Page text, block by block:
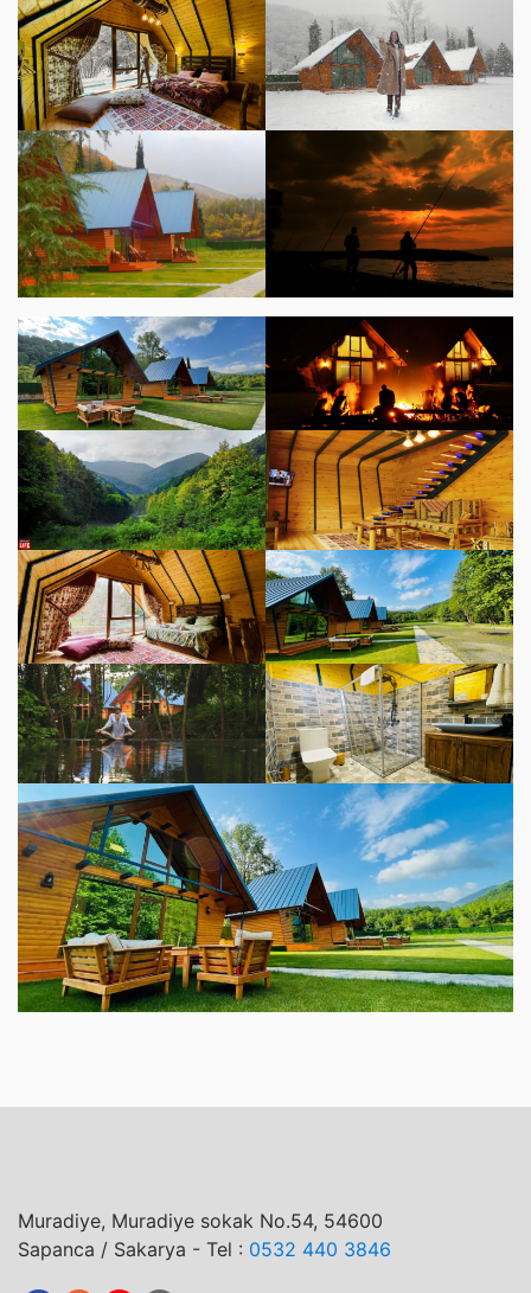
Muradiye, Muradiye sokak No.54, 54600
Sapanca / Sakarya - Tel : 0532 440 3846